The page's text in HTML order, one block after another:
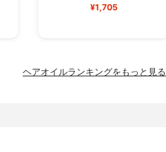
¥1,705
ヘアオイルランキングをもっと見る